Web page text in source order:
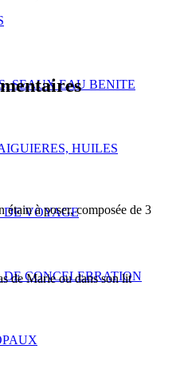
SEAUX EAU BENITE
HUILES
DE VOYAGE
DE CONCELEBRATION
étain à poser, composée de 3
de Marie ou dans son lit